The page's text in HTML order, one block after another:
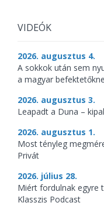
VIDEÓK
2026. augusztus 4.
A sokkok után sem
a magyar
2026. augusztus 3.
Leapadt a Duna –
2026. augusztus 1.
Most tényleg
Privát
2026. július 28.
Miért fordulnak egyre
Klasszis Podcast